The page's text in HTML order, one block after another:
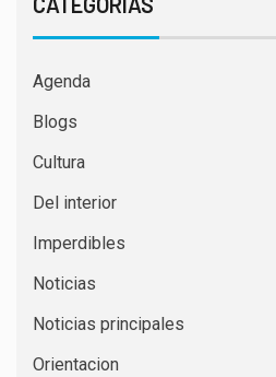
Agenda
Blogs
Cultura
Del interior
Imperdibles
Noticias
Noticias principales
Orientacion